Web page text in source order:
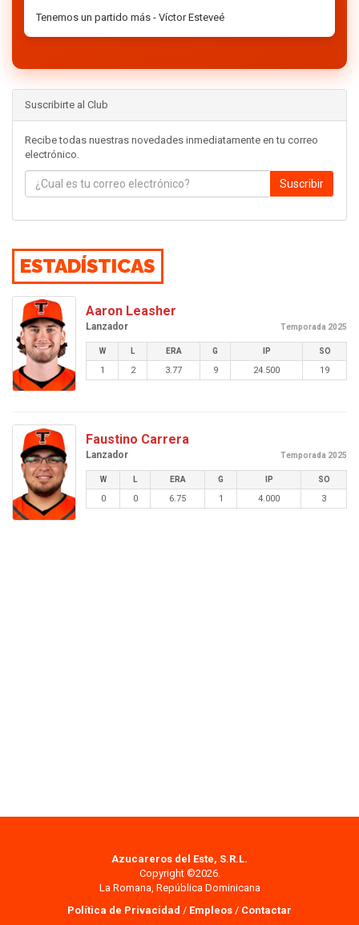
Tenemos un partido más - Víctor Esteveé
Suscribirte al Club
Recibe todas nuestras novedades inmediatamente en tu correo
electrónico.
Suscribir
ESTADÍSTICAS
Aaron Leasher
Lanzador Temporada 2025
W L ERA G IP SO
1 2 3.77 9 24.500 19
Faustino Carrera
Lanzador Temporada 2025
W L ERA G IP SO
0 0 6.75 1 4.000 3
Azucareros del Este, S.R.L.
Copyright ©2026.
La Romana, República Dominicana
Política de Privacidad / Empleos / Contactar